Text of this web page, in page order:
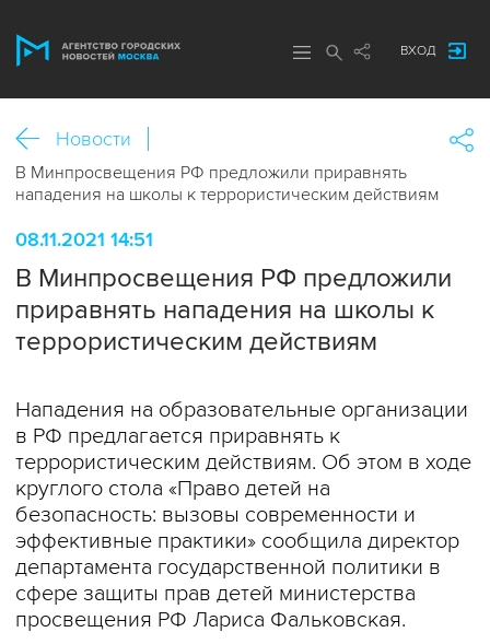
ВХОД
Новости
В Минпросвещения РФ предложили приравнять
нападения на школы к террористическим действиям
08.11.2021 14:51
В Минпросвещения РФ предложили
приравнять нападения на школы к
террористическим действиям
Нападения на образовательные организации
в РФ предлагается приравнять к
террористическим действиям. Об этом в ходе
круглого стола «Право детей на
безопасность: вызовы современности и
эффективные практики» сообщила директор
департамента государственной политики в
сфере защиты прав детей министерства
просвещения РФ Лариса Фальковская.